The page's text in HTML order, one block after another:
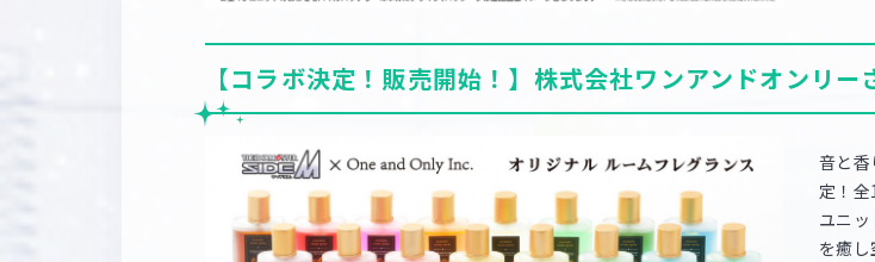
【コラボ決定！販売開始！】株式会社ワンアンドオンリー
音と香
定！全
ユニ
を癒し